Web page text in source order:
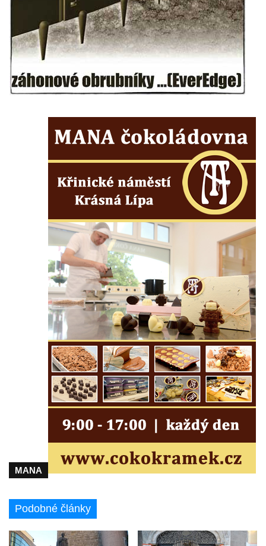
Pamětní deska biskupa Wenzela Frinda na
hřbitovní kapli v Lipové
Pamětní deska Friedricha Egermanna na
domě čp. 101 v Novém Boru
domě ve Vaníčkově ulici v Ústí nad Labem
čp. 26 v Brné
Pamětní deska na rodném domě Jiřího
na budově Café Henke v Rumburku
Pamětní deska Rudolfa Antona Fockeho na
domě čp. 101/6 na Lužickém náměstí v
Rumburku
Pamětní deska Jaroslava Falty u Domu
kultury Střelnice v Rumburku
Pamětní deska Josefa Srba Debrnova na
domě čp. 1 v Debrnu
Pamětní deska čestným občanům města na
hřbitově v Kralupech nad Vltavou
Pamětní deska Julia Loria na židovském
hřbitově v Českém Krumlově
Pamětní deska Ignaze Spiro na židovském
hřbitově v Českém Krumlově
Pamětní deska Františka Meixnera před
Pamětní deska Carlu Franzi Ballemu na
domě čp. 437 v ulici Slovanka ve Cvikově
Ostruhové ulici čp. 62/1 v Mělníku
Brozánkách
MANA
Podobné články